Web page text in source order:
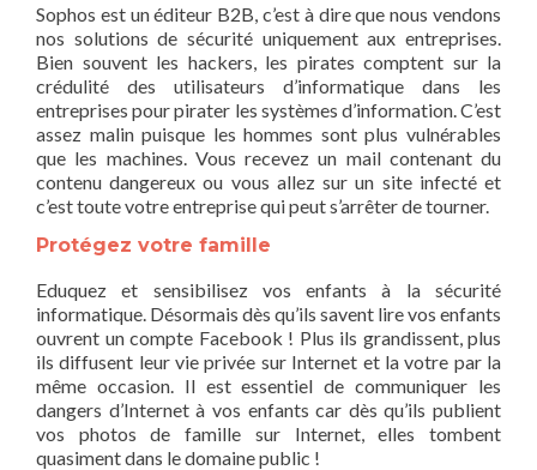
Sophos est un éditeur B2B, c’est à dire que nous vendons
nos solutions de sécurité uniquement aux entreprises.
Bien souvent les hackers, les pirates comptent sur la
crédulité des utilisateurs d’informatique dans les
entreprises pour pirater les systèmes d’information. C’est
assez malin puisque les hommes sont plus vulnérables
que les machines. Vous recevez un mail contenant du
contenu dangereux ou vous allez sur un site infecté et
c’est toute votre entreprise qui peut s’arrêter de tourner.
Protégez votre famille
Eduquez et sensibilisez vos enfants à la sécurité
informatique. Désormais dès qu’ils savent lire vos enfants
ouvrent un compte Facebook ! Plus ils grandissent, plus
ils diffusent leur vie privée sur Internet et la votre par la
même occasion. Il est essentiel de communiquer les
dangers d’Internet à vos enfants car dès qu’ils publient
vos photos de famille sur Internet, elles tombent
quasiment dans le domaine public !